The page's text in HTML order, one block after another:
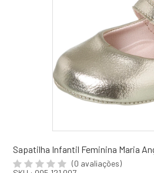
Sapatilha Infantil Feminina Maria
(0 avaliações)